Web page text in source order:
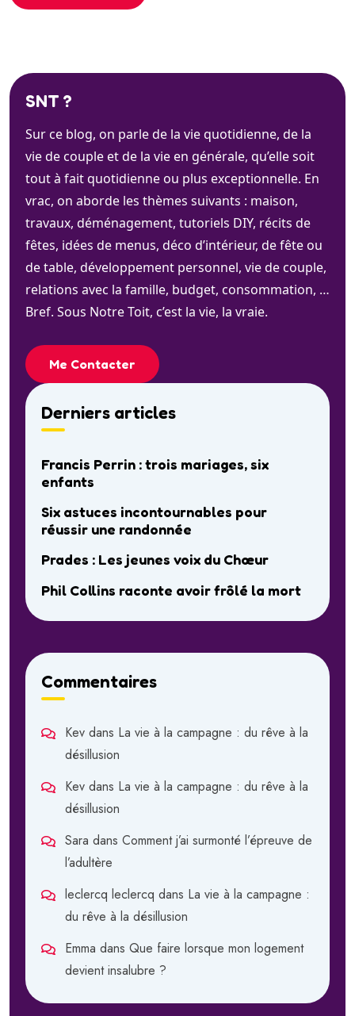
SNT ?
Sur ce blog, on parle de la vie quotidienne, de la
vie de couple et de la vie en générale, qu’elle soit
tout à fait quotidienne ou plus exceptionnelle. En
vrac, on aborde les thèmes suivants : maison,
travaux, déménagement, tutoriels DIY, récits de
fêtes, idées de menus, déco d’intérieur, de fête ou
de table, développement personnel, vie de couple,
relations avec la famille, budget, consommation, …
Bref. Sous Notre Toit, c’est la vie, la vraie.
Me Contacter
Derniers articles
Francis Perrin : trois mariages, six
enfants
Six astuces incontournables pour
réussir une randonnée
Prades : Les jeunes voix du Chœur
Phil Collins raconte avoir frôlé la mort
Commentaires
Kev dans La vie à la campagne : du rêve à la
désillusion
Kev dans La vie à la campagne : du rêve à la
désillusion
Sara dans Comment j’ai surmonté l’épreuve de
l’adultère
leclercq leclercq dans La vie à la campagne :
du rêve à la désillusion
Emma dans Que faire lorsque mon logement
devient insalubre ?